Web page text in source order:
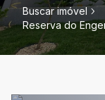
Buscar imóvel
Reserva do